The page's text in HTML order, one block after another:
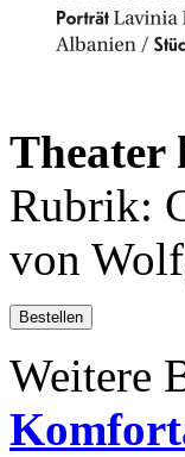
Theater
Rubrik:
von
Bestellen
Weitere